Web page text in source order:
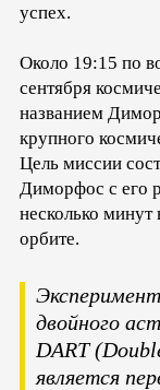
успех.
Около 19:15 по
сентября
названием
крупного
Цель миссии
Диморфос с его
несколько
орбите.
двойного
DART
является